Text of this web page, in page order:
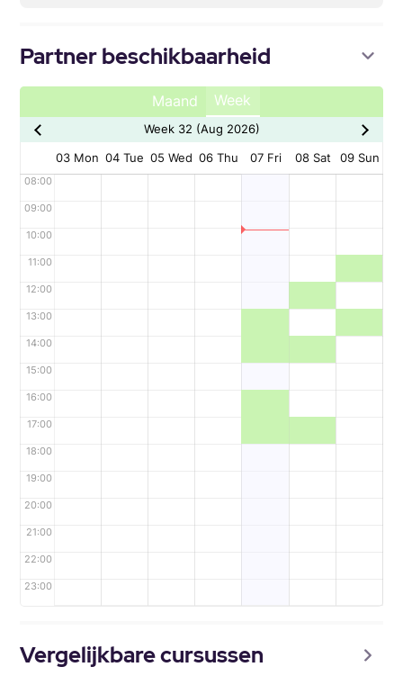
Partner beschikbaarheid
Maand Week
Week 32 (Aug 2026)
03 Mon 04 Tue 05 Wed 06 Thu 07 Fri 08 Sat 09 Sun
08:00
09:00
10:00
11:00
12:00
13:00
14:00
15:00
16:00
17:00
18:00
19:00
20:00
21:00
22:00
23:00
Vergelijkbare cursussen